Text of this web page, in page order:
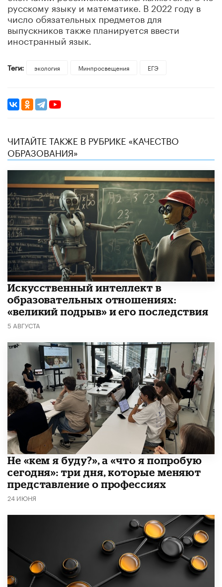
русскому языку и математике. В 2022 году в
число обязательных предметов для
выпускников также планируется ввести
иностранный язык.
Теги: экология Минпросвещения ЕГЭ
ЧИТАЙТЕ ТАКЖЕ В РУБРИКЕ «КАЧЕСТВО
ОБРАЗОВАНИЯ»
​Искусственный интеллект в
образовательных отношениях:
«великий подрыв» и его последствия
5 АВГУСТА
Не «кем я буду?», а «что я попробую
сегодня»: три дня, которые меняют
представление о профессиях
24 ИЮНЯ